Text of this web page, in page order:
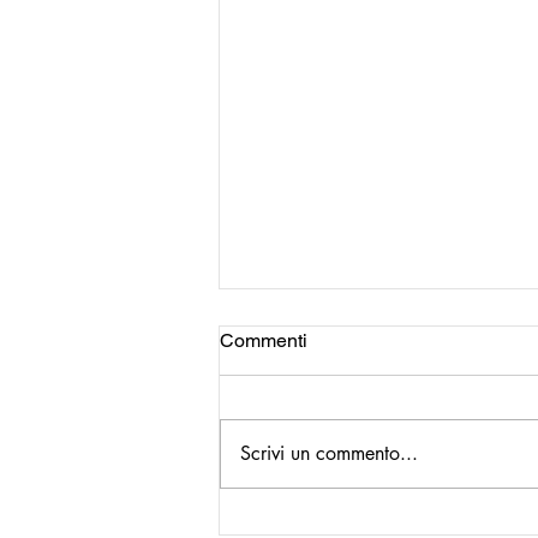
Ricomincio da qui
Commenti
Scrivi un commento...